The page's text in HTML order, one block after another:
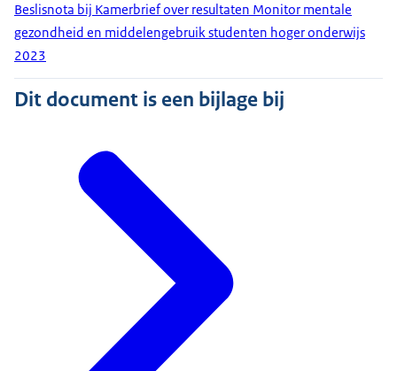
Beslisnota bij Kamerbrief over resultaten Monitor mentale
gezondheid en middelengebruik studenten hoger onderwijs
2023
Dit document is een bijlage bij